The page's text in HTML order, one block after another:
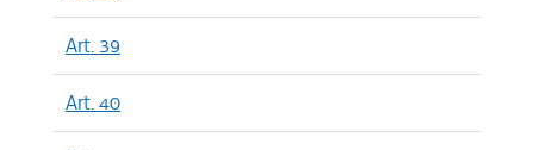
Art. 39
Art. 40